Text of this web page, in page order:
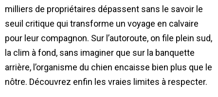
milliers de propriétaires dépassent sans le savoir le
seuil critique qui transforme un voyage en calvaire
pour leur compagnon. Sur l’autoroute, on file plein sud,
la clim à fond, sans imaginer que sur la banquette
arrière, l’organisme du chien encaisse bien plus que le
nôtre. Découvrez enfin les vraies limites à respecter.